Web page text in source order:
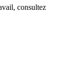
, consultez